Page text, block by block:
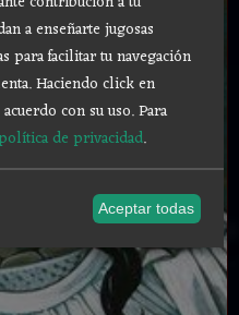
a enseñarte jugosas
para facilitar tu navegación
Haciendo click en
con su uso.Para
de privacidad.
Aceptar todas